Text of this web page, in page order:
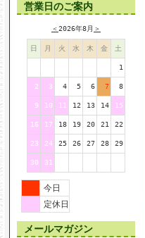
営業日のご案内
＜2026年8月 ＞
日 月 火 水 木 金 土
1
2 3 4 5 6 7 8
9 10 11 12 13 14 15
16 17 18 19 20 21 22
23 24 25 26 27 28 29
30 31
今日
定休日
メールマガジン